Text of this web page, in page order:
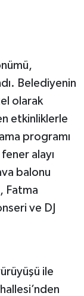
Belediyenin
olarak
etkinliklerle
programı
alayı
balonu
Fatma
ve DJ
ile